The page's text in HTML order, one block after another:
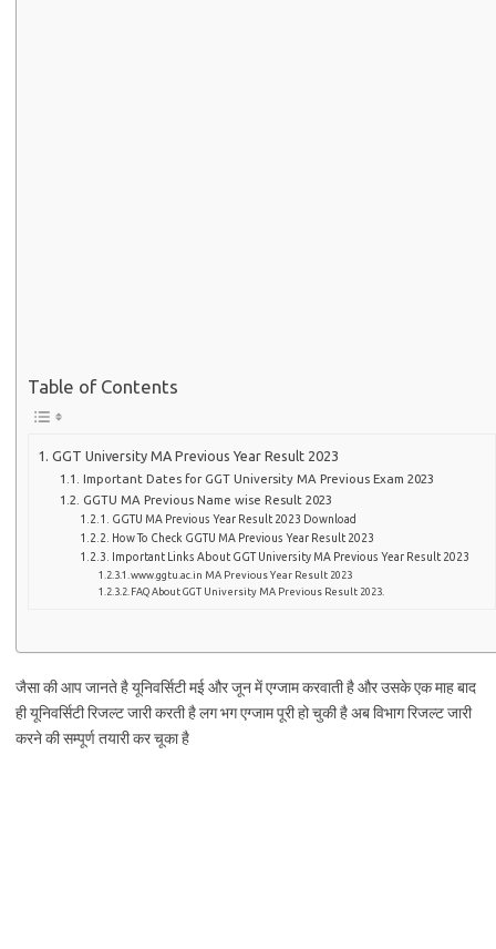
Table of Contents
GGT University MA Previous Year Result 2023
Important Dates for GGT University MA Previous Exam 2023
GGTU MA Previous Name wise Result 2023
GGTU MA Previous Year Result 2023 Download
How To Check GGTU MA Previous Year Result 2023
Important Links About GGT University MA Previous Year Result 2023
www.ggtu.ac.in MA Previous Year Result 2023
FAQ About GGT University MA Previous Result 2023.
जैसा की आप जानते है यूनिवर्सिटी मई और जून में एग्जाम करवाती है और उसके एक माह बाद
ही यूनिवर्सिटी रिजल्ट जारी करती है लग भग एग्जाम पूरी हो चुकी है अब विभाग रिजल्ट जारी
करने की सम्पूर्ण तयारी कर चूका है